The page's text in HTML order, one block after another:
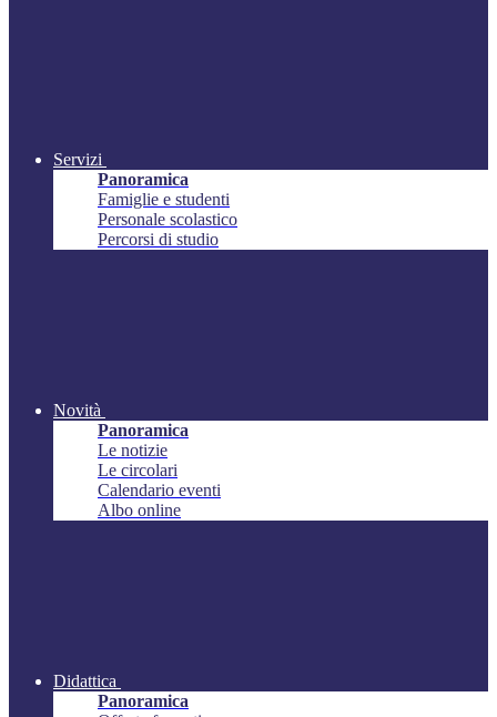
Servizi
Panoramica
Famiglie e studenti
Personale scolastico
Percorsi di studio
Novità
Panoramica
Le notizie
Le circolari
Calendario eventi
Albo online
Didattica
Panoramica